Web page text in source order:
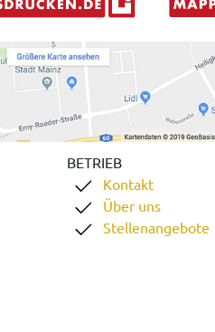
BETRIEB
Kontakt
Über uns
Stellenangebote